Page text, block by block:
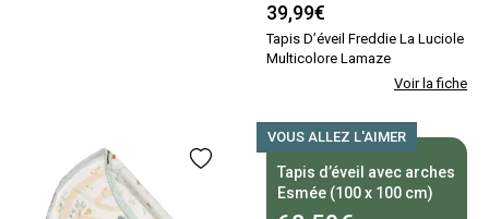
39,99€
Tapis D’éveil Freddie La Luciole
Multicolore Lamaze
Voir la fiche
VOUS ALLEZ L'AIMER
Tapis d’éveil avec arches
Esmée (100 x 100 cm)